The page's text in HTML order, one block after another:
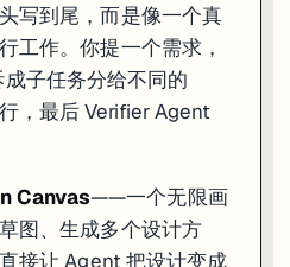
（代码质量和可控性不够）
码跑在 Replit 的云端）
景
写到尾，而是像一个真
工作。你提一个需求，
子任务分给不同的
，最后 Verifier Agent
Canvas——一个无限画
图、生成多个设计方
接让 Agent 把设计变成